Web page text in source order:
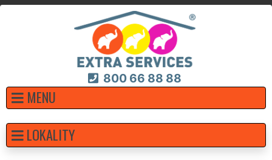
800 66 88 88
MENU
LOKALITY